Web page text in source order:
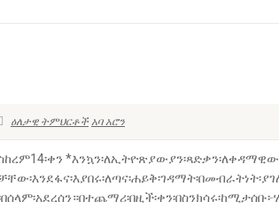
ዕለታዊ ትምህርቶችአባ አሮን